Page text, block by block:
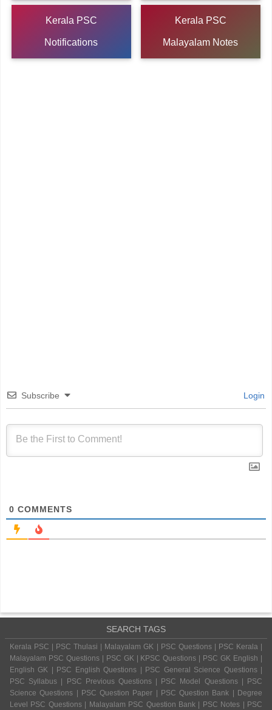
Kerala PSC
Notifications
Kerala PSC
Malayalam Notes
Subscribe Login
0 COMMENTS
SEARCH TAGS
Kerala PSC | PSC Thulasi | Malayalam GK | PSC Questions | PSC Kerala |
Malayalam PSC Questions | PSC GK | KPSC Questions | PSC GK English |
English GK | PSC English Questions | PSC General Science Questions |
PSC Syllabus | PSC Previous Questions | PSC Model Questions | PSC
Science Questions | PSC Question Paper | PSC Question Bank | Degree
Level PSC Questions | Malayalam PSC Question Bank | PSC Notes | PSC